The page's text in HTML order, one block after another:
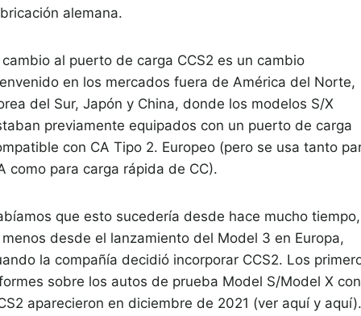
alemana.
cambio al puerto de carga CCS2 es un cambio
en los mercados fuera de América del Norte,
del Sur, Japón y China, donde los modelos S/X
previamente equipados con un puerto de carga
con CA Tipo 2. Europeo (pero se usa tanto
como para carga rápida de CC).
que esto sucedería desde hace mucho tiempo,
desde el lanzamiento del Model 3 en Europa,
la compañía decidió incorporar CCS2. Los
sobre los autos de prueba Model S/Model X con
aparecieron en diciembre de 2021 (ver aquí y aquí).